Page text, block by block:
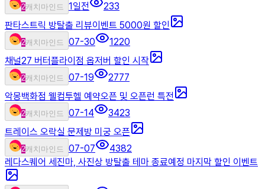
2캐치마인드 1일전
233
판타스트릭 방탈출 리뷰이벤트 5000원 할인
2캐치마인드 07-30
1220
채널27 버터플라이점 옵저버 할인 시작
2캐치마인드 07-19
2777
악몽백화점 웰컴투헬 예약오픈 및 오픈런 특전
2캐치마인드 07-14
3423
트레이스 오락실 문제방 미궁 오픈
2캐치마인드 07-07
4382
레다스퀘어 세진마, 사진상 방탈출 테마 종료예정 마지막 할인 이벤트